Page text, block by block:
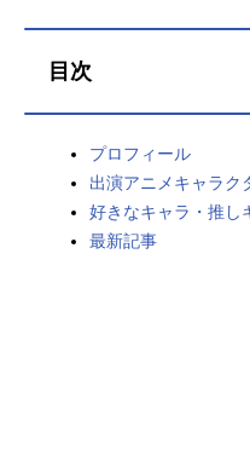
今期アニメ曜日別一覧
春アニメ
男性声優/女性声優一覧
目次
プロフィール
出演アニメキャラク
好きなキャラ・推し
最新記事